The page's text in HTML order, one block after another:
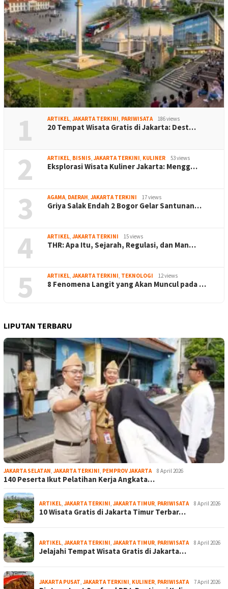
1 ARTIKEL JAKARTA TERKINI PARIWISATA 186 views
20 Tempat Wisata Gratis di Jakarta: Dest…
2 ARTIKEL BISNIS JAKARTA TERKINI KULINER 53 views
Eksplorasi Wisata Kuliner Jakarta: Mengg…
3 AGAMA DAERAH JAKARTA TERKINI 17 views
Griya Salak Endah 2 Bogor Gelar Santunan…
4 ARTIKEL JAKARTA TERKINI 15 views
THR: Apa Itu, Sejarah, Regulasi, dan Man…
5 ARTIKEL JAKARTA TERKINI TEKNOLOGI 12 views
8 Fenomena Langit yang Akan Muncul pada …
LIPUTAN TERBARU
JAKARTA SELATAN JAKARTA TERKINI PEMPROV JAKARTA 8 April 2026
140 Peserta Ikut Pelatihan Kerja Angkata…
ARTIKEL JAKARTA TERKINI JAKARTA TIMUR PARIWISATA 8 April 2026
10 Wisata Gratis di Jakarta Timur Terbar…
ARTIKEL JAKARTA TERKINI JAKARTA TIMUR PARIWISATA 8 April 2026
Jelajahi Tempat Wisata Gratis di Jakarta…
JAKARTA PUSAT JAKARTA TERKINI KULINER PARIWISATA 7 April 2026